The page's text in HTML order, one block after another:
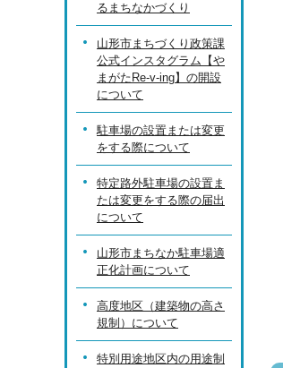
るまちなかづくり
山形市まちづくり政策課
公式インスタグラム【や
まがたRe-v-ing】の開設
について
駐車場の設置または変更
をする際について
特定路外駐車場の設置ま
たは変更をする際の届出
について
山形市まちなか駐車場適
正化計画について
高度地区（建築物の高さ
規制）について
特別用途地区内の用途制